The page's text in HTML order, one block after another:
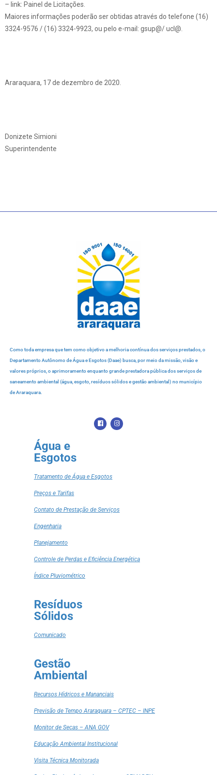
– link: Painel de Licitações.
Maiores informações poderão ser obtidas através do telefone (16)
3324-9576 / (16) 3324-9923, ou pelo e-mail: gsup@/ ucl@.
Araraquara, 17 de dezembro de 2020.
Donizete Simioni
Superintendente
Como toda empresa que tem como objetivo a melhoria contínua dos serviços prestados, o
Departamento Autônomo de Água e Esgotos (Daae) busca, por meio da missão, visão e
valores próprios, o aprimoramento enquanto grande prestadora pública dos serviços de
saneamento ambiental (água, esgoto, resíduos sólidos e gestão ambiental) no município
de Araraquara.
Água e
Esgotos
Tratamento de Água e Esgotos
Preços e Tarifas
Contato de Prestação de Serviços
Engenharia
Planejamento
Controle de Perdas e Eficiência Energética
Índice Pluviométrico
Resíduos
Sólidos
Comunicado
Gestão
Ambiental
Recursos Hídricos e Mananciais
Previsão de Tempo Araraquara – CPTEC – INPE
Monitor de Secas – ANA GOV
Educação Ambiental Institucional
Visita Técnica Monitorada